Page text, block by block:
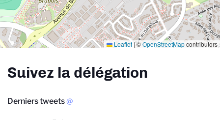
Leaflet |©OpenStreetMapcontributors
Suivez la délégation
Derniers tweets@